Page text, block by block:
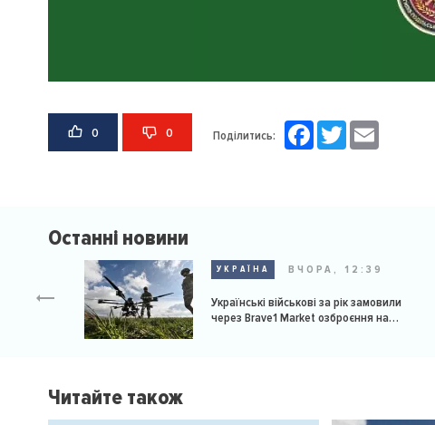
0 0 Поділитись: FacebookTwitter
Останні новини
УКРАЇНА ВЧОРА, 12:39
Українські військові за рік замовили
через Brave1 Market озброєння на
Читайте також